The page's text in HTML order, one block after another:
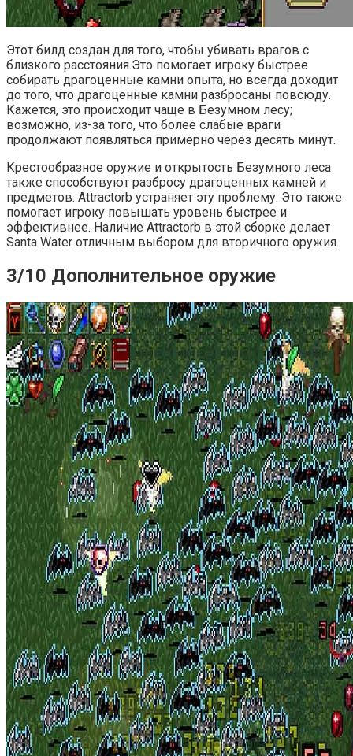
Этот билд создан для того, чтобы убивать врагов с
близкого расстояния.Это помогает игроку быстрее
собирать драгоценные камни опыта, но всегда доходит
до того, что драгоценные камни разбросаны повсюду.
Кажется, это происходит чаще в Безумном лесу;
возможно, из-за того, что более слабые враги
продолжают появляться примерно через десять минут.
Крестообразное оружие и открытость Безумного леса
также способствуют разбросу драгоценных камней и
предметов. Attractorb устраняет эту проблему. Это также
помогает игроку повышать уровень быстрее и
эффективнее. Наличие Attractorb в этой сборке делает
Santa Water отличным выбором для вторичного оружия.
3/10 Дополнительное оружие